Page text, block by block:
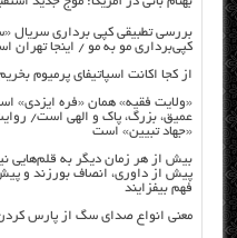
بررسی تطبیقی کپی برداری سریال
کپی‌برداری مو به مو / اینجا
از کجا اکانت اسپاتیفای پرمیوم بخریم؟ معرفی ۴
«ولایت فقیه» همان «فره ایزدی»
عمیق، بزرگ، پاک و الهی است/
«جهاد تبیین» است
بیش از هر زمان دیگر به قلم‌هایی
پیش از داوری، انصاف بورزند و پیش
فهم بیفزایند
معنی انواع صدای سگ از پارس